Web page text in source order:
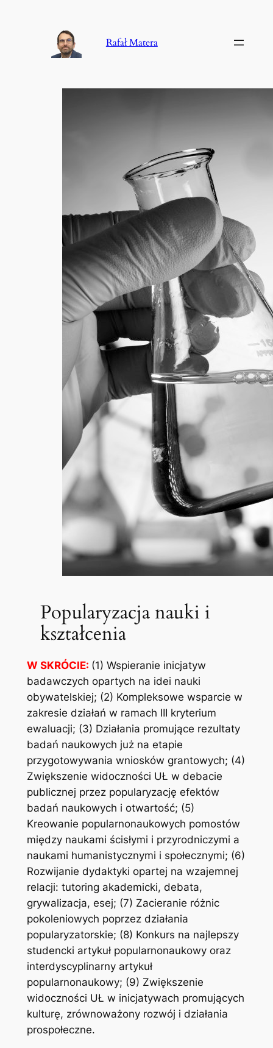
Rafał Matera
Popularyzacja nauki i
kształcenia
W SKRÓCIE: (1) Wspieranie inicjatyw
badawczych opartych na idei nauki
obywatelskiej; (2) Kompleksowe wsparcie w
zakresie działań w ramach III kryterium
ewaluacji; (3) Działania promujące rezultaty
badań naukowych już na etapie
przygotowywania wniosków grantowych; (4)
Zwiększenie widoczności UŁ w debacie
publicznej przez popularyzację efektów
badań naukowych i otwartość; (5)
Kreowanie popularnonaukowych pomostów
między naukami ścisłymi i przyrodniczymi a
naukami humanistycznymi i społecznymi; (6)
Rozwijanie dydaktyki opartej na wzajemnej
relacji: tutoring akademicki, debata,
grywalizacja, esej; (7) Zacieranie różnic
pokoleniowych poprzez działania
popularyzatorskie; (8) Konkurs na najlepszy
studencki artykuł popularnonaukowy oraz
interdyscyplinarny artykuł
popularnonaukowy; (9) Zwiększenie
widoczności UŁ w inicjatywach promujących
kulturę, zrównoważony rozwój i działania
prospołeczne.